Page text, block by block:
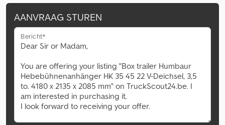
AANVRAAG STUREN
Bericht*